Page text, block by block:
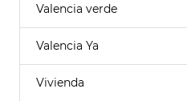
Valencia verde
Valencia Ya
Vivienda